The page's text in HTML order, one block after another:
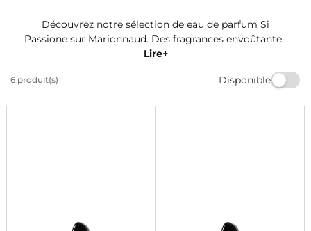
Découvrez notre sélection de eau de parfum Si
Passione sur Marionnaud. Des fragrances envoûtantes
pour révéler votre passion. Offrez-vous un parfum qui
gamme de produits de beauté de qualité. Faites de
Lire+
6 produit(s) Disponible